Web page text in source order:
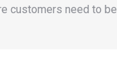
customers need to be